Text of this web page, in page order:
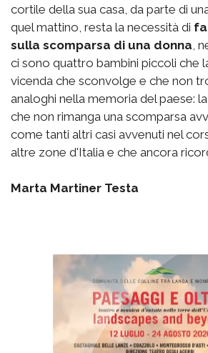
cortile della sua casa, da parte di
quel mattino, resta la necessità di
sulla scomparsa di una donna,
ci sono quattro bambini piccoli che
vicenda che sconvolge e che non
analoghi nella memoria del paese:
che non rimanga una scomparsa
come tanti altri casi avvenuti nel
altre zone d'Italia e che ancora
Marta Martiner Testa